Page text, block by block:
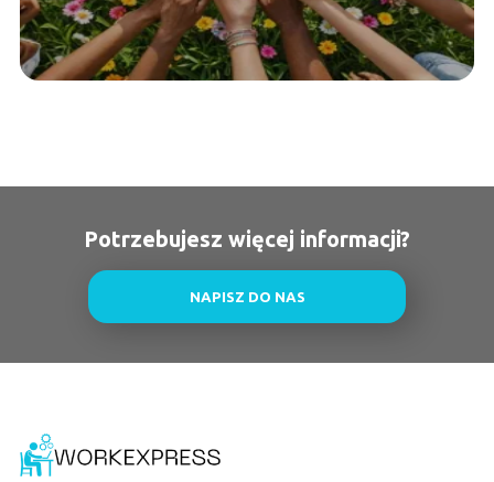
Potrzebujesz więcej informacji?
NAPISZ DO NAS